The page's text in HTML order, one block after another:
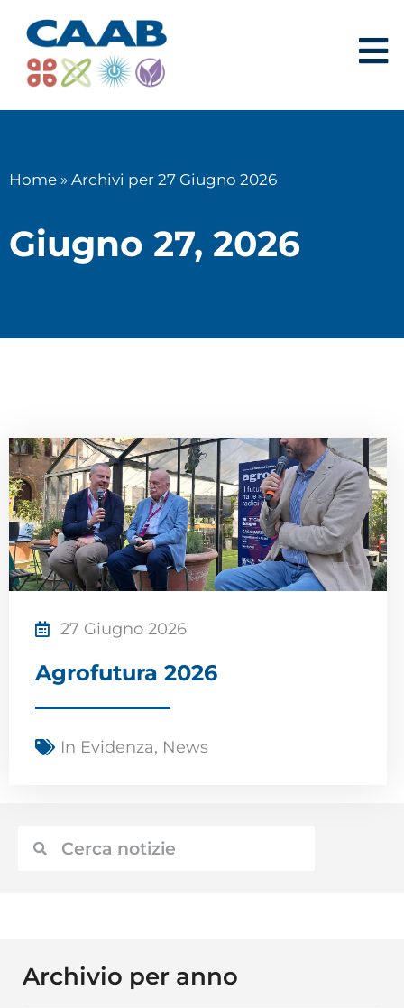
Home » Archivi per 27 Giugno 2026
Giugno 27, 2026
27 Giugno 2026
Agrofutura 2026
In Evidenza, News
Archivio per anno